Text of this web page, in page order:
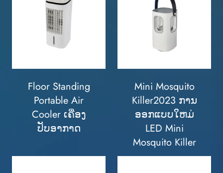
Floor Standing
Portable Air
Cooler ເຄື່ອງ
ປັບອາກາດ
Mini Mosquito
Killer2023 ການ
ອອກແບບໃຫມ່
LED Mini
Mosquito Killer